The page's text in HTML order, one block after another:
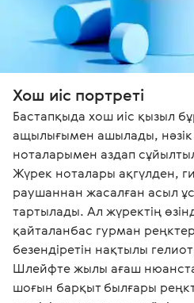
Хош иіс портреті
Бастапқыда хош иіс қызыл
ащылығымен ашылады, нәзік
ноталарымен аздап
Жүрек ноталары ақгүлден,
раушаннан жасалған асыл
тартылады. Ал жүректің
қайталанбас гурман
безендіретін нақтылы
Шлейфте жылы ағаш
шоғын барқыт былғары